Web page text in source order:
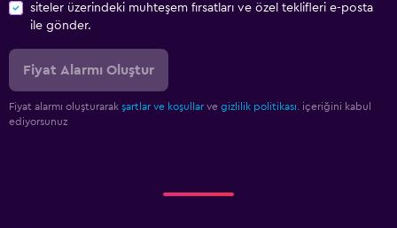
siteler üzerindeki muhteşem fırsatları ve özel teklifleri e-posta
ile gönder.
Fiyat Alarmı Oluştur
Fiyat alarmı oluşturarak şartlar ve koşullar ve gizlilik politikası.
içeriğini kabul
ediyorsunuz